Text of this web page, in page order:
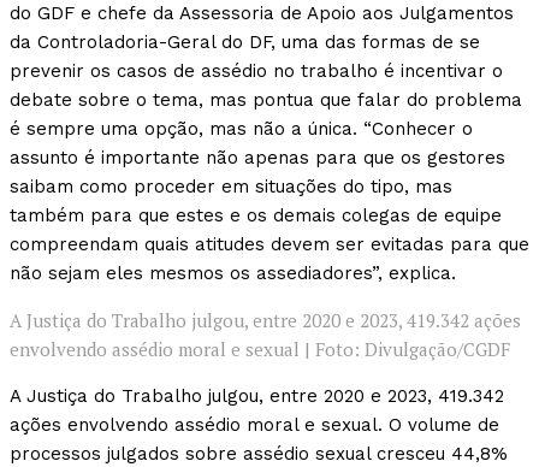
do GDF e chefe da Assessoria de Apoio aos Julgamentos
da Controladoria-Geral do DF, uma das formas de se
prevenir os casos de assédio no trabalho é incentivar o
debate sobre o tema, mas pontua que falar do problema
é sempre uma opção, mas não a única. “Conhecer o
assunto é importante não apenas para que os gestores
saibam como proceder em situações do tipo, mas
também para que estes e os demais colegas de equipe
compreendam quais atitudes devem ser evitadas para que
não sejam eles mesmos os assediadores”, explica.
A Justiça do Trabalho julgou, entre 2020 e 2023, 419.342 ações
envolvendo assédio moral e sexual | Foto: Divulgação/CGDF
A Justiça do Trabalho julgou, entre 2020 e 2023, 419.342
ações envolvendo assédio moral e sexual. O volume de
processos julgados sobre assédio sexual cresceu 44,8%